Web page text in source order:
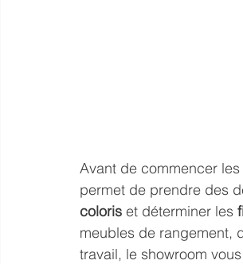
Avant de commencer
permet de prendre des
coloris et déterminer les
meubles de rangement,
travail, le showroom